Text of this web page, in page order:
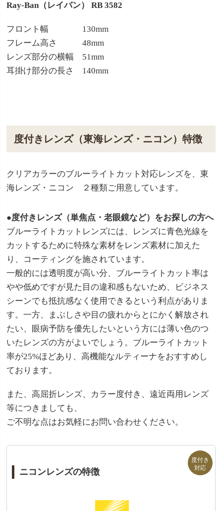
Ray-Ban（レイバン） RB 3582
フロント幅 130mm
フレーム高さ 48mm
レンズ部分の横幅 51mm
耳掛け部分の長さ 140mm
度付きレンズ（東海レンズ・ニコン）特徴
クリアカラーのブルーライトカット対応レンズを、東
海レンズ・ニコン ２種類ご用意しています。
●度付きレンズ（単焦点・老眼鏡など）をお探しの方へ
ブルーライトカットレンズには、レンズに青色光線を
カットするために特殊な素材をレンズ素材に加えた
り、コーティングを施されています。
一般的には透明度が高い分、ブルーライトカット率は
やや低めですが見た目の違和感もないため、ビジネス
シーンでも抵抗感なく使用できるという利点がありま
す。一方、まぶしさや目の疲れからとにかく解放され
たい、眼病予防を優先したいという方には薄い色のつ
いたレンズの方がよいでしょう。ブルーライトカット
率が25%ほどあり、高機能なルティーナをおすすめし
ております。
また、高屈折レンズ、カラー度付き、遠近両用レンズ
等につきましても、
ご不明な点はお気軽にお問い合わせください。
ニコンレンズの特徴